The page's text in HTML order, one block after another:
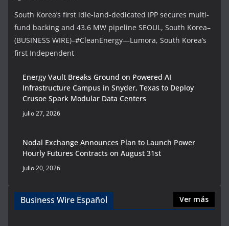
South Korea’s first idle-land-dedicated IPP secures multi-
fund backing and 43.6 MW pipeline SEOUL, South Korea–
(BUSINESS WIRE)–#CleanEnergy—Lumora, South Korea’s
first Independent
Energy Vault Breaks Ground on Powered AI
Infrastructure Campus in Snyder, Texas to Deploy
Crusoe Spark Modular Data Centers
julio 27, 2026
Nodal Exchange Announces Plan to Launch Power
Hourly Futures Contracts on August 31st
julio 20, 2026
Business Wire Español Ver más